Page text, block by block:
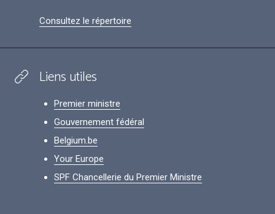
Consultez le répertoire
Liens utiles
Premier ministre
Gouvernement fédéral
Belgium.be
Your Europe
SPF Chancellerie du Premier Ministre